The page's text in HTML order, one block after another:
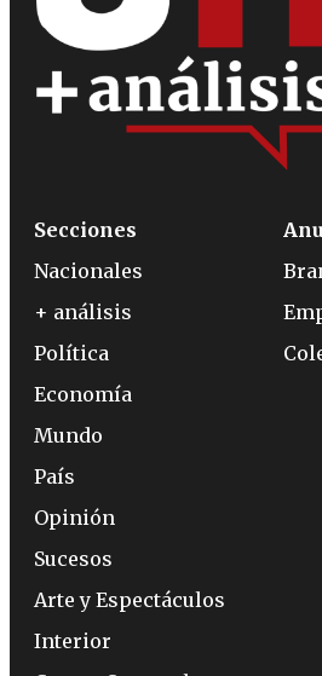
Secciones
Nacionales
+ análisis
Política
Economía
Mundo
País
Opinión
Sucesos
Arte y Espectáculos
Interior